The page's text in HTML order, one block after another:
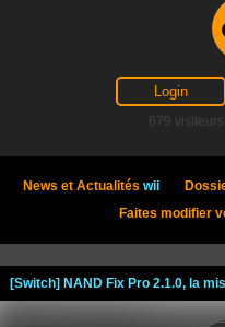
679 visiteurs
News et Actualités wii
Faites modifier
[Switch] NAND Fix Pro 2.1.0, la